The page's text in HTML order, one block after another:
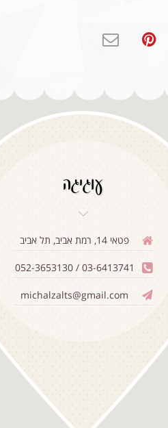
עוגיגה
פטאי 14, רמת אביב, תל אביב
03-6413741 / 052-3653130
michalzalts@gmail.com